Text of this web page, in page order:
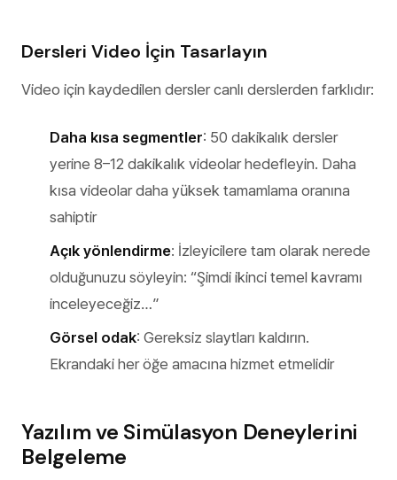
Dersleri Video İçin Tasarlayın
Video için kaydedilen dersler canlı derslerden farklıdır:
Daha kısa segmentler: 50 dakikalık dersler
yerine 8–12 dakikalık videolar hedefleyin. Daha
kısa videolar daha yüksek tamamlama oranına
sahiptir
Açık yönlendirme: İzleyicilere tam olarak nerede
olduğunuzu söyleyin: “Şimdi ikinci temel kavramı
inceleyeceğiz…”
Görsel odak: Gereksiz slaytları kaldırın.
Ekrandaki her öğe amacına hizmet etmelidir
Yazılım ve Simülasyon Deneylerini
Belgeleme